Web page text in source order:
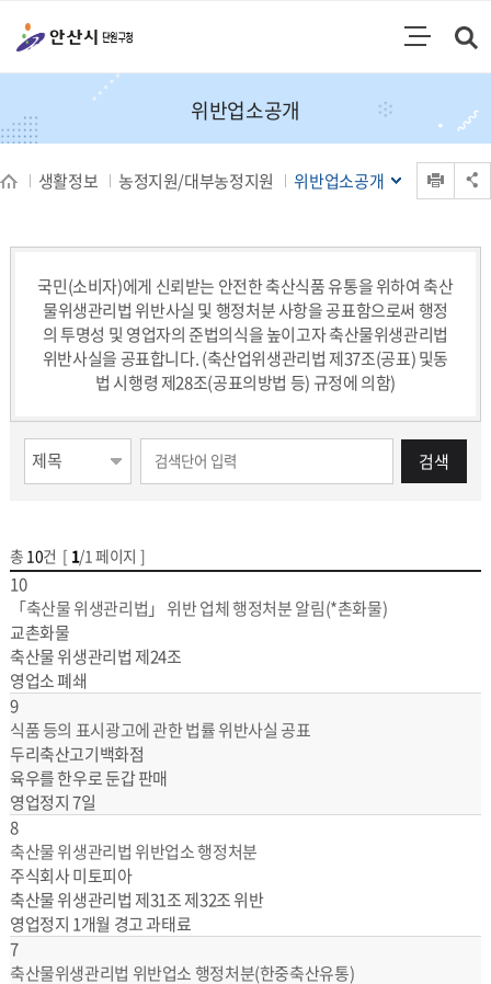
주메뉴
위반업소공개
생활정보 농정지원/대부농정지원 위반업소공개
국민(소비자)에게 신뢰받는 안전한 축산식품 유통을 위하여 축산
물위생관리법 위반사실 및 행정처분 사항을 공표함으로써 행정
의 투명성 및 영업자의 준법의식을 높이고자 축산물위생관리법
위반사실을 공표합니다. (축산업위생관리법 제37조(공표) 및동
법 시행령 제28조(공표의방법 등) 규정에 의함)
게시물 검색
검색
총 10건 [ 1/1 페이지 ]
10
「축산물 위생관리법」 위반 업체 행정처분 알림(*촌화물)
교촌화물
축산물 위생관리법 제24조
영업소 폐쇄
9
식품 등의 표시광고에 관한 법률 위반사실 공표
두리축산고기백화점
육우를 한우로 둔갑 판매
영업정지 7일
8
축산물 위생관리법 위반업소 행정처분
주식회사 미토피아
축산물 위생관리법 제31조 제32조 위반
영업정지 1개월 경고 과태료
7
축산물위생관리법 위반업소 행정처분(한중축산유통)